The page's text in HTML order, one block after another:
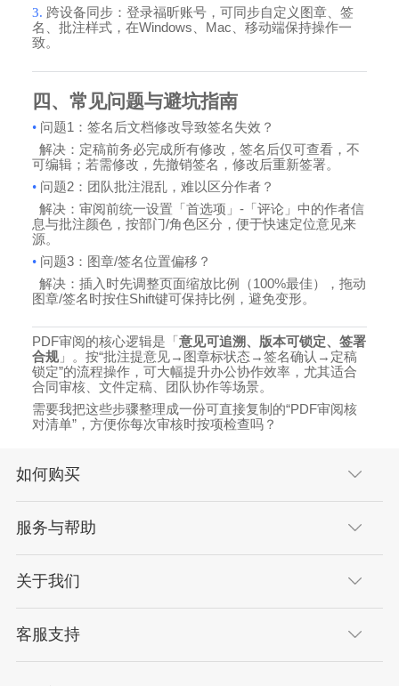
3. 跨设备同步：登录福昕账号，可同步自定义图章、签
名、批注样式，在Windows、 Mac、移动端保持操作一
致。
四、常见问题与避坑指南
• 问题1
：签名后文档修改导致签名失效？
解决：定稿前务必完成所有修改，签名后仅可查看，不
可编辑；若需修改，先撤销签名，修改后重新签署。
• 问题2：团队批注混乱，难以区分作者？
解决：审阅前统一设置「首选项」 -「评论」中的作者信
息与批注颜色，按部门/角色区分，便于快速定位意见来
源。
• 问题3：图章/签名位置偏移？
解决：插入时先调整页面缩放比例（100%最佳），拖动
图章/签名时按住Shift键可保持比例，避免变形。
PDF审阅的核心逻辑是「 意见可追溯、版本可锁定、签署
合规」。按“批注提意见→ 图章标状态 →签名确认 → 定稿
锁定”的流程操作，可大幅提升办公协作效率，尤其适合
合同审核、文件定稿、团队协作等场景。
需要我把这些步骤整理成一份可直接复制的“PDF审阅核
对清单”，方便你每次审核时按项检查吗？
如何购买
服务与帮助
关于我们
客服支持